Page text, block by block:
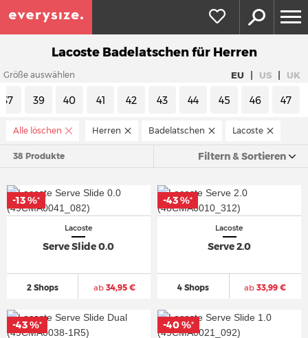
Lacoste Badelatschen für Herren
Größe auswählen EU | US | UK
37 39 40 41 42 43 44 45 46 47
Alle löschen Herren Badelatschen Lacoste
38 Produkte Filtern & Sortieren
Lacoste
Serve Slide 0.0
2 Shops ab34,95 €
-13 %*
Lacoste
Serve 2.0
4 Shops ab 33,99 €
-43 %*
-43 %* -40 %*